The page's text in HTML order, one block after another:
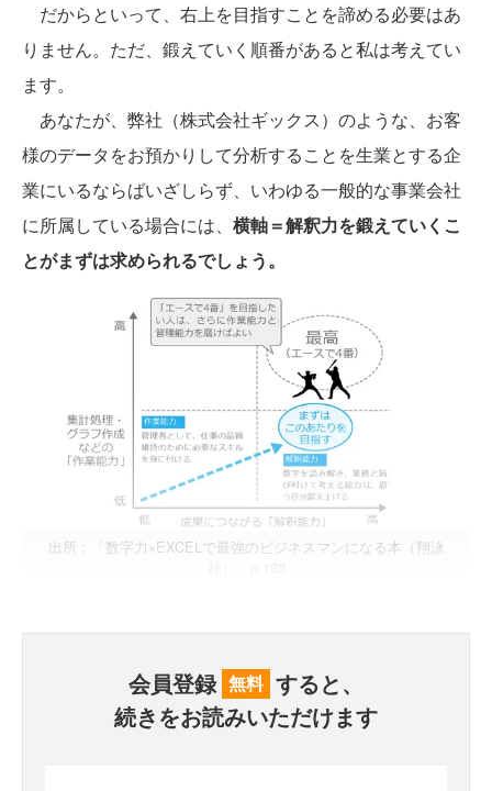
だからといって、右上を目指すことを諦める必要はあ
りません。ただ、鍛えていく順番があると私は考えてい
ます。
あなたが、弊社（株式会社ギックス）のような、お客
様のデータをお預かりして分析することを生業とする企
業にいるならばいざしらず、いわゆる一般的な事業会社
に所属している場合には、 横軸＝解釈力を鍛えていくこ
とがまずは求められるでしょう。
出所：「数字力×EXCELで最強のビジネスマンになる本（翔泳
会員登録 無料 すると、
続きをお読みいただけます